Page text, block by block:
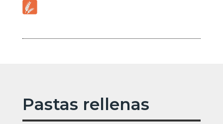
Pastas rellenas